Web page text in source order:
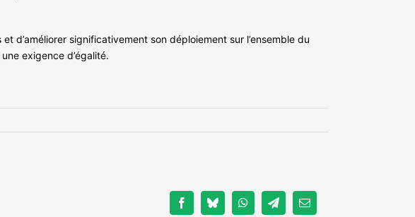
d’améliorer significativement son déploiement sur l’ensemble du
exigence d’égalité.
FacebookBlueskyWhatsAppTelegramEmail